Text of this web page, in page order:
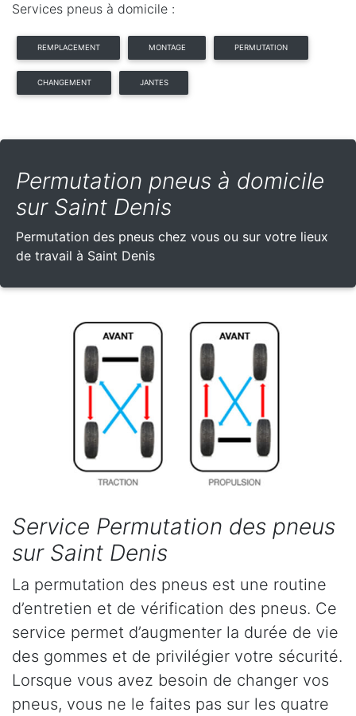
Services pneus à domicile :
REMPLACEMENT MONTAGE PERMUTATION
CHANGEMENT JANTES
Permutation pneus à domicile
sur Saint Denis
Permutation des pneus chez vous ou sur votre lieux
de travail à Saint Denis
Service Permutation des pneus
sur Saint Denis
La permutation des pneus est une routine
d’entretien et de vérification des pneus. Ce
service permet d’augmenter la durée de vie
des gommes et de privilégier votre sécurité.
Lorsque vous avez besoin de changer vos
pneus, vous ne le faites pas sur les quatre